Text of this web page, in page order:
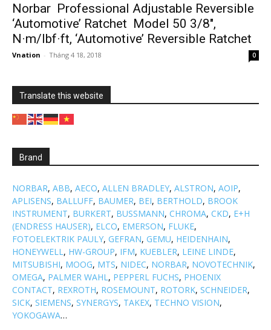
Norbar Professional Adjustable Reversible
‘Automotive’ Ratchet Model 50 3/8″,
N·m/lbf·ft, ‘Automotive’ Reversible Ratchet
Vnation - Tháng 4 18, 2018 0
Translate this website
Brand
NORBAR, ABB, AECO, ALLEN BRADLEY, ALSTRON, AOIP,
APLISENS, BALLUFF, BAUMER, BEI, BERTHOLD, BROOK
INSTRUMENT, BURKERT, BUSSMANN, CHROMA, CKD, E+H
(ENDRESS HAUSER), ELCO, EMERSON, FLUKE,
FOTOELEKTRIK PAULY, GEFRAN, GEMU, HEIDENHAIN,
HONEYWELL, HW-GROUP, IFM, KUEBLER, LEINE LINDE,
MITSUBISHI, MOOG, MTS, NIDEC, NORBAR, NOVOTECHNIK,
OMEGA, PALMER WAHL, PEPPERL FUCHS, PHOENIX
CONTACT, REXROTH, ROSEMOUNT, ROTORK, SCHNEIDER,
SICK, SIEMENS, SYNERGYS, TAKEX, TECHNO VISION,
YOKOGAWA…